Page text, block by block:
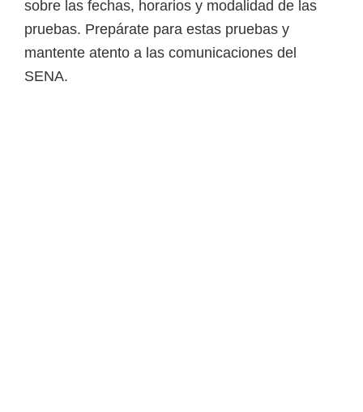
sobre las fechas, horarios y modalidad de las
pruebas. Prepárate para estas pruebas y
mantente atento a las comunicaciones del
SENA.